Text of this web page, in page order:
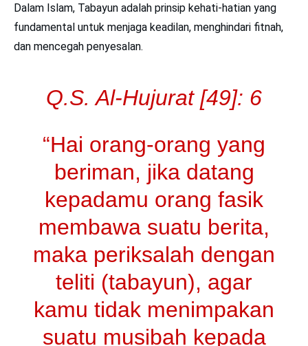
Dalam Islam, Tabayun adalah prinsip kehati-hatian yang
fundamental untuk menjaga keadilan, menghindari fitnah,
dan mencegah penyesalan.
Q.S. Al-Hujurat [49]: 6
“Hai orang-orang yang
beriman, jika datang
kepadamu orang fasik
membawa suatu berita,
maka periksalah dengan
teliti (tabayun), agar
kamu tidak menimpakan
suatu musibah kepada